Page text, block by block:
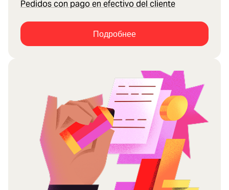
Pedidos con pago en efectivo del cliente
Подробнее